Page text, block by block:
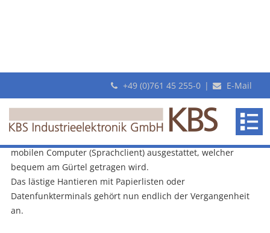
+49 (0)761 45 255-0 | E-Mail
makes
revolutionary
Pick-
By-
Light
systems
Optimierung Ihrer Kommissionierprozessemit
Die neueste Generation sprachgeführter, papierloser
Hände frei, Augen frei
Beim Einsatz von PickTerm Voice mit topSPEECH-Lydia sind
Ihre Mitarbeiter lediglich mit einem Headset und einem
mobilen Computer (Sprachclient) ausgestattet, welcher
bequem am Gürtel getragen wird.
Das lästige Hantieren mit Papierlisten oder
Datenfunkterminals gehört nun endlich der Vergangenheit
an.